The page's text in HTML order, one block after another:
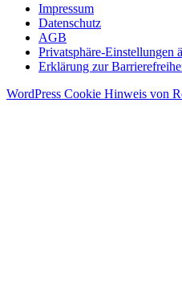
Impressum
Datenschutz
AGB
Privatsphäre-Einstellungen
Erklärung zur
WordPress Cookie Hinweis von